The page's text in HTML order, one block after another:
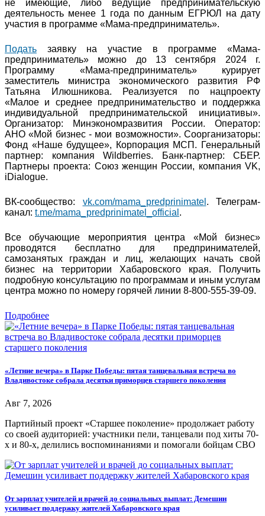
не имеющие, либо ведущие предпринимательскую
деятельность менее 1 года по данным ЕГРЮЛ на дату
участия в программе «Мама-предприниматель».
Подать заявку на участие в программе «Мама-
предприниматель» можно до 13 сентября 2024 г.
Программу «Мама-предприниматель» курирует
заместитель министра экономического развития РФ
Татьяна Илюшникова. Реализуется по нацпроекту
«Малое и среднее предпринимательство и поддержка
индивидуальной предпринимательской инициативы».
Организатор: Минэкономразвития России. Оператор:
АНО «Мой бизнес - мои возможности». Соорганизаторы:
Фонд «Наше будущее», Корпорация МСП. Генеральный
партнер: компания Wildberries. Банк-партнер: СБЕР.
Партнеры проекта: Союз женщин России, компания VK,
iDialogue.
ВК-сообщество: vk.com/mama_predprinimatel . Телеграм-
канал: t.me/mama_predprinimatel_official .
Все обучающие мероприятия центра «Мой бизнес»
проводятся бесплатно для предпринимателей,
самозанятых граждан и лиц, желающих начать свой
бизнес на территории Хабаровского края. Получить
подробную консультацию по программам и иным услугам
центра можно по номеру горячей линии 8-800-555-39-09.
Подробнее
«Летние вечера» в Парке Победы: пятая танцевальная встреча во
Владивостоке собрала десятки приморцев старшего поколения
Авг 7, 2026
Партийный проект «Старшее поколение» продолжает работу
со своей аудиторией: участники пели, танцевали под хиты 70-
х и 80-х, делились воспоминаниями и помогали бойцам СВО
От зарплат учителей и врачей до социальных выплат: Демешин
усиливает поддержку жителей Хабаровского края